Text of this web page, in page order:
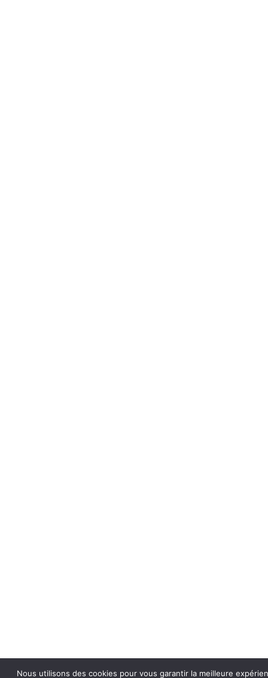
Nous utilisons des cookies pour vous garantir la meilleure